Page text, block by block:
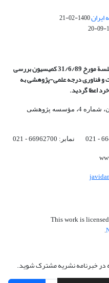
1400-02-21
بررسی
و فناوری درجه علمی‌-پژوهشیبه
اعطا گردید.
آدرس : تهــران، خ نوفل لوشاتو، خ آراکلیان، شماره 4،‌ مؤسسه پژوهشی
This work is
در خبرنامه نشریه مشترک شوید.